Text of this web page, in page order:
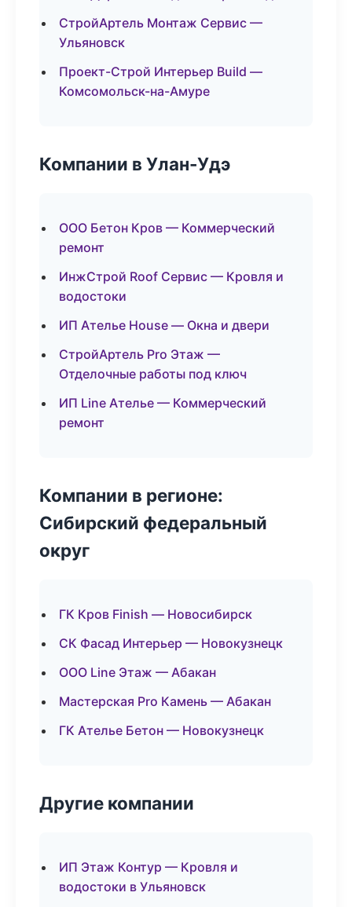
СтройАртель Монтаж Сервис —
Ульяновск
Проект-Строй Интерьер Build —
Комсомольск-на-Амуре
Компании в Улан-Удэ
ООО Бетон Кров — Коммерческий
ремонт
ИнжСтрой Roof Сервис — Кровля и
водостоки
ИП Ателье House — Окна и двери
СтройАртель Pro Этаж —
Отделочные работы под ключ
ИП Line Ателье — Коммерческий
ремонт
Компании в регионе:
Сибирский федеральный
округ
ГК Кров Finish — Новосибирск
СК Фасад Интерьер — Новокузнецк
ООО Line Этаж — Абакан
Мастерская Pro Камень — Абакан
ГК Ателье Бетон — Новокузнецк
Другие компании
ИП Этаж Контур — Кровля и
водостоки в Ульяновск